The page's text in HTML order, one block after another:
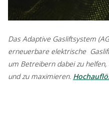
Das Adaptive Gasliftsystem
erneuerbare elektrische
um Betreibern dabei zu
und zu maximieren.